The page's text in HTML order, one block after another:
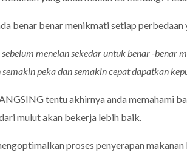
benar benar menikmati setiap perbedaan
menelan sekedar untuk benar -
peka dan semakin cepat dapatkan
tentu akhirnya anda memahami
mulut akan bekerja lebih baik.
proses penyerapan makanan